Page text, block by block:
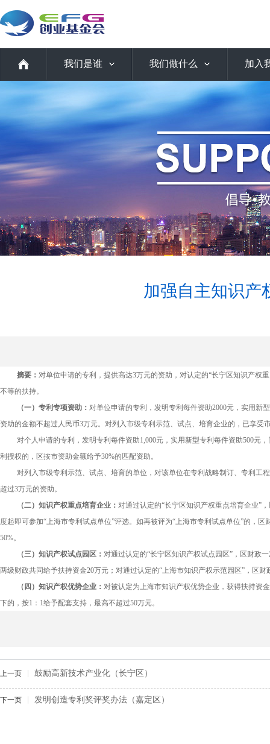
我们是谁 我们做什么 加入
加强自主知识产
摘要： 对单位申请的专利，提供高达3万元的资助，对认定的“长宁区知识产权
不等的扶持。
（一）专利专项资助： 对单位申请的专利，发明专利每件资助2000元，实用新
资助的金额不超过人民币3万元。对列入市级专利示范、试点、培育企业的，已享受
对个人申请的专利，发明专利每件资助1,000元，实用新型专利每件资助500元
利授权的，区按市资助金额给予30%的匹配资助。
对列入市级专利示范、试点、培育的单位，对该单位在专利战略制订、专利工
超过3万元的资助。
（二）知识产权重点培育企业： 对通过认定的“长宁区知识产权重点培育企业”
度起即可参加“上海市专利试点单位”评选。如再被评为“上海市专利试点单位”的，
50%。
（三）知识产权试点园区： 对通过认定的“长宁区知识产权试点园区”，区财政
两级财政共同给予扶持资金20万元；对通过认定的“上海市知识产权示范园区”，区
（四）知识产权优势企业： 对被认定为上海市知识产权优势企业，获得扶持资
下的，按1：1给予配套支持，最高不超过50万元。
上一页 鼓励高新技术产业化（长宁区）
下一页 发明创造专利奖评奖办法（嘉定区）